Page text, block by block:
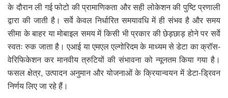
के दौरान ली गई फोटो की प्रामाणिकता और सही लोकेशन की पुष्टि प्रणाली
द्वारा की जाती है। सर्वे केवल निर्धारित समयावधि में ही संभव है और समय
सीमा के बाहर या मोबाइल समय में किसी भी प्रकार की छेड़छाड़ होने पर सर्वे
स्वतः रुक जाता है। एआई या एमएल एल्गोरिदम के माध्यम से डेटा का क्रॉस-
वेरिफिकेशन कर मानवीय त्रुटियों की संभावना को न्यूनतम किया गया है।
फसल क्षेत्र, उत्पादन अनुमान और योजनाओं के क्रियान्वयन में डेटा-ड्रिवन
निर्णय लिए जा रहे हैं।